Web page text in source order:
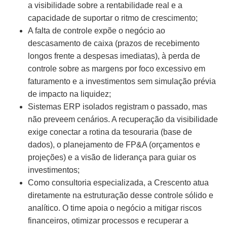
a visibilidade sobre a rentabilidade real e a
capacidade de suportar o ritmo de crescimento;
A falta de controle expõe o negócio ao
descasamento de caixa (prazos de recebimento
longos frente a despesas imediatas), à perda de
controle sobre as margens por foco excessivo em
faturamento e a investimentos sem simulação prévia
de impacto na liquidez;
Sistemas ERP isolados registram o passado, mas
não preveem cenários. A recuperação da visibilidade
exige conectar a rotina da tesouraria (base de
dados), o planejamento de FP&A (orçamentos e
projeções) e a visão de liderança para guiar os
investimentos;
Como consultoria especializada, a Crescento atua
diretamente na estruturação desse controle sólido e
analítico. O time apoia o negócio a mitigar riscos
financeiros, otimizar processos e recuperar a